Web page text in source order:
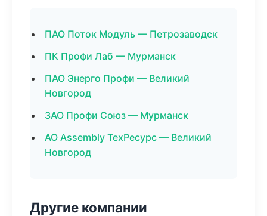
ПАО Поток Модуль — Петрозаводск
ПК Профи Лаб — Мурманск
ПАО Энерго Профи — Великий
Новгород
ЗАО Профи Союз — Мурманск
АО Assembly ТехРесурс — Великий
Новгород
Другие компании